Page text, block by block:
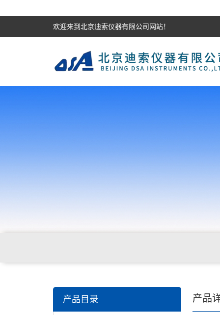
欢迎来到北京迪索仪器有限公司网站！
产品目录 产品